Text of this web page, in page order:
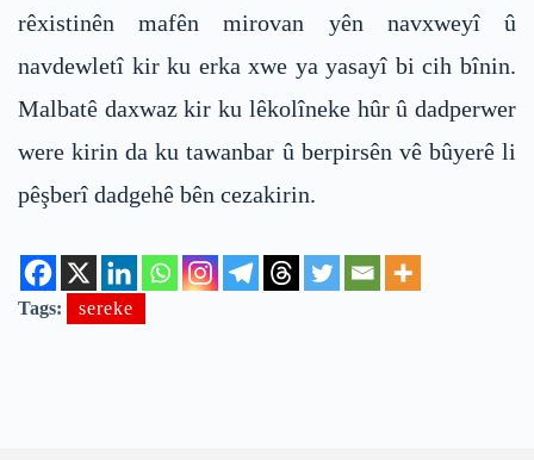
rêxistinên mafên mirovan yên navxweyî û
navdewletî kir ku erka xwe ya yasayî bi cih bînin.
Malbatê daxwaz kir ku lêkolîneke hûr û dadperwer
were kirin da ku tawanbar û berpirsên vê bûyerê li
pêşberî dadgehê bên cezakirin.
Tags: sereke